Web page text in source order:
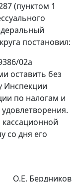
(пунктом 1
постановил:
02а
оставить без
Инспекции
по налогам и
со дня его
О.Е. Бердников